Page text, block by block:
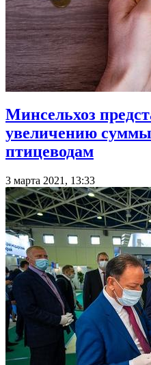
Минсельхоз
увеличению суммы
птицеводам
3 марта 2021, 13:33